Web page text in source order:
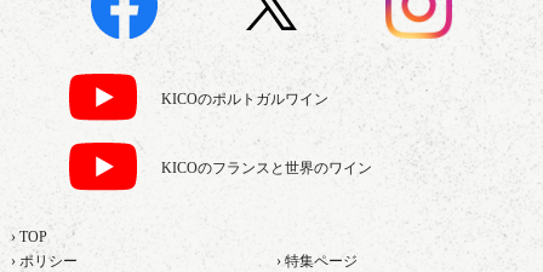
KICOのポルトガルワイン
KICOのフランスと世界のワイン
› TOP
› ポリシー
› 特集ページ